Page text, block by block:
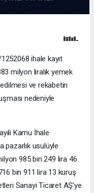
ihale kayıt
milyon liralık yemek
ve rekabetin
nedeniyle
Kamu İhale
pazarlık usulüyle
985 bin 249 lira 46
bin 911 lira 13 kuruş
Sanayi Ticaret AŞ’ye